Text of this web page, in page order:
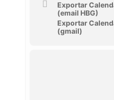
Exportar
(email HBG)
Exportar
(gmail)